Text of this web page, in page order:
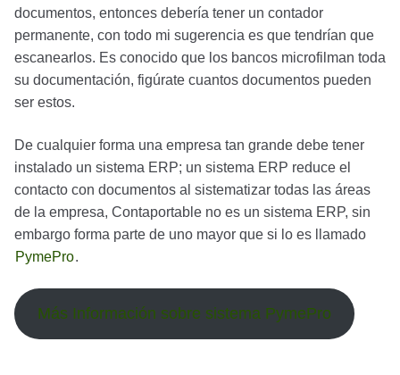
documentos, entonces debería tener un contador
permanente, con todo mi sugerencia es que tendrían que
escanearlos. Es conocido que los bancos microfilman toda
su documentación, figúrate cuantos documentos pueden
ser estos.
De cualquier forma una empresa tan grande debe tener
instalado un sistema ERP; un sistema ERP reduce el
contacto con documentos al sistematizar todas las áreas
de la empresa, Contaportable no es un sistema ERP, sin
embargo forma parte de uno mayor que si lo es llamado
PymePro.
Más Información sobre sistema PymePro